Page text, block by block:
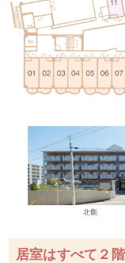
居室はすべて２